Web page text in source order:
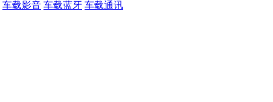
车载影音 车载蓝牙 车载通讯